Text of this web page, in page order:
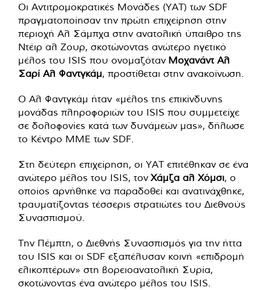
Οι Αντιτρομοκρατικές Μονάδες (YAT) των SDF
πραγματοποίησαν την πρώτη επιχείρηση στην
περιοχή Αλ Σάμπχα στην ανατολική ύπαιθρο της
Ντέιρ αλ Ζουρ, σκοτώνοντας ανώτερο ηγετικό
μέλος του ISIS που ονομαζόταν Μοχανάντ Αλ
Σαρί Αλ Φαντγκάμ, προστίθεται στην ανακοίνωση.
Ο Αλ Φαντγκάμ ήταν «μέλος της επικίνδυνης
μονάδας πληροφοριών του ISIS που συμμετείχε
σε δολοφονίες κατά των δυνάμεών μας», δήλωσε
το Κέντρο ΜΜΕ των SDF.
Στη δεύτερη επιχείρηση, οι YAT επιτέθηκαν σε ένα
ανώτερο μέλος του ISIS, τον Χάμζα αλ Χόμσι, ο
οποίος αρνήθηκε να παραδοθεί και ανατινάχθηκε,
τραυματίζοντας τέσσερις στρατιώτες του Διεθνούς
Συνασπισμού.
Την Πέμπτη, ο Διεθνής Συνασπισμός για την ήττα
του ISIS και οι SDF εξαπέλυσαν κοινή «επιδρομή
ελικοπτέρων» στη βορειοανατολική Συρία,
σκοτώνοντας ένα ανώτερο μέλος του ISIS.